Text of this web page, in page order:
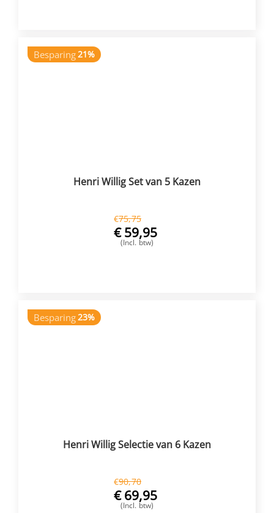
Besparing21%
Henri Willig Set van 5 Kazen
€75,75
€59,95
(Incl. btw)
Besparing23%
Henri Willig Selectie van 6 Kazen
€90,70
€69,95
(Incl. btw)